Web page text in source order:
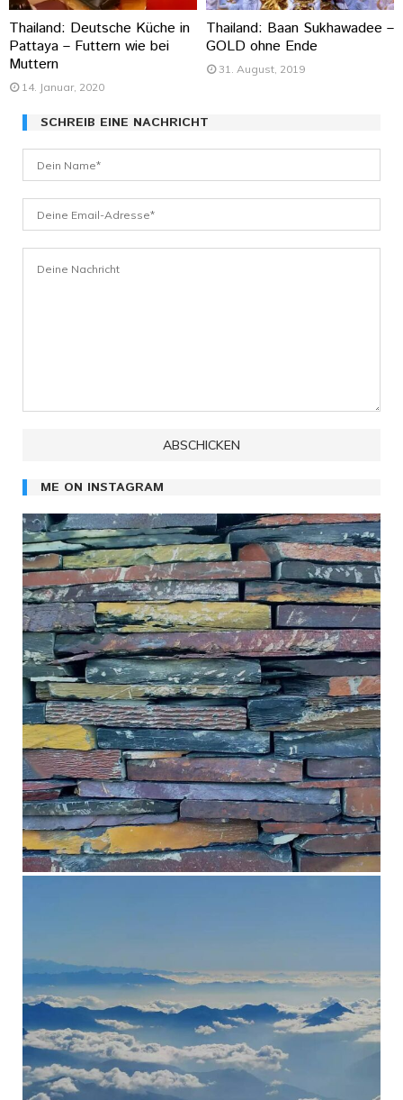
Thailand: Deutsche Küche in
Pattaya – Futtern wie bei
Muttern
14. Januar, 2020
Thailand: Baan Sukhawadee –
GOLD ohne Ende
31. August, 2019
SCHREIB EINE NACHRICHT
ME ON INSTAGRAM